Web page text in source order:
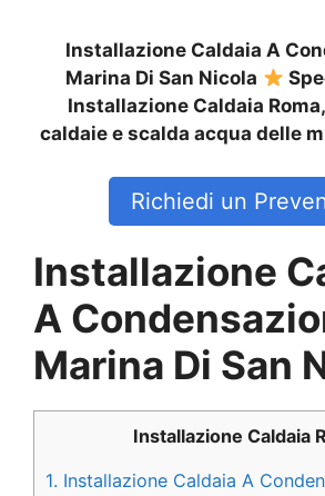
Installazione Caldaia A
Marina Di San Nicola
Installazione Caldaia
caldaie e scalda acqua delle
Richiedi un
Installazione
A
Marina Di San
Installazione Caldaia
1. Installazione Caldaia A